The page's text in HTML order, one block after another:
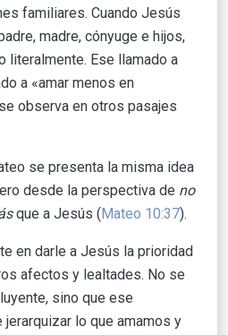
familiares. Cuando Jesús
madre, cónyuge e hijos,
literalmente. Ese llamado a
a «amar menos en
observa en otros pasajes
se presenta la misma idea
desde la perspectiva de no
que a Jesús ( Mateo 10:37).
en darle a Jesús la prioridad
afectos y lealtades. No se
sino que ese
jerarquizar lo que amamos y